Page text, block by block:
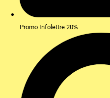
Promo Infolettre 20%